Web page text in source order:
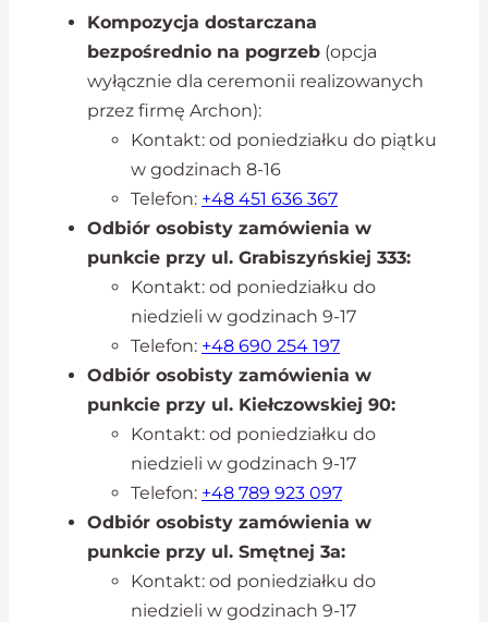
Kompozycja dostarczana
bezpośrednio na pogrzeb (opcja
wyłącznie dla ceremonii realizowanych
przez firmę Archon):
Kontakt: od poniedziałku do piątku
w godzinach 8-16
Telefon: +48 451 636 367
Odbiór osobisty zamówienia w
punkcie przy ul. Grabiszyńskiej 333:
Kontakt: od poniedziałku do
niedzieli w godzinach 9-17
Telefon: +48 690 254 197
Odbiór osobisty zamówienia w
punkcie przy ul. Kiełczowskiej 90:
Kontakt: od poniedziałku do
niedzieli w godzinach 9-17
Telefon: +48 789 923 097
Odbiór osobisty zamówienia w
punkcie przy ul. Smętnej 3a:
Kontakt: od poniedziałku do
niedzieli w godzinach 9-17